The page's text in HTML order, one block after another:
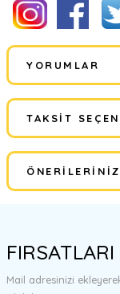
YORUMLAR
Kerata
TAKSIT
ÖNERILERINIZ
tarafımıza
Görüş ve önerileriniz
Mail adresinizi